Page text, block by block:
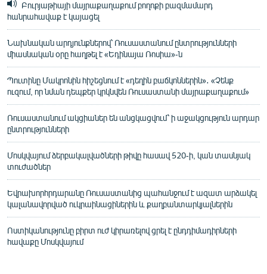
Բուրյաթիայի մայրաքաղաքում բողոքի բազմամարդ
հանրահավաք է կայացել
Նախնական արդյունքներով՝ Ռուսաստանում ընտրությունների
միասնական օրը հաղթել է «Եդինայա Ռոսիա»-ն
Պուտինը Մակրոնին հիշեցնում է «դեղին բաճկոններին»․ «Չենք
ուզում, որ նման դեպքեր կրկնվեն Ռուսաստանի մայրաքաղաքում»
Ռուսաստանում ակցիաներ են անցկացվում՝ ի աջակցություն արդար
ընտրությունների
Մոսկվայում ձերբակալվածների թիվը հասավ 520-ի, կան տասնյակ
տուժածներ
Եվրախորհրդարանը Ռուսաստանից պահանջում է ազատ արձակել
կալանավորված ուկրաինացիներին և քաղբանտարկյալներին
Ոստիկանությունը բիրտ ուժ կիրառելով ցրել է ընդդիմադիրների
հավաքը Մոսկվայում